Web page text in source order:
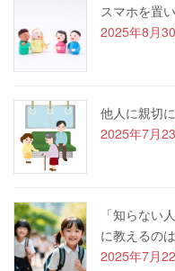
スマホを置
2025年8月
他人に親切
2025年7月
「知らない
に教えるの
2025年7月